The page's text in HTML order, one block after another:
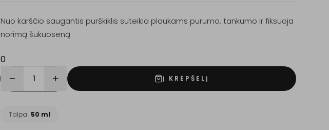
Nuo karščio saugantis purškiklis suteikia plaukams purumo, tankumo ir fiksuoja
norimą šukuoseną
0
1 Į KREPŠELĮ
Talpa 50 ml